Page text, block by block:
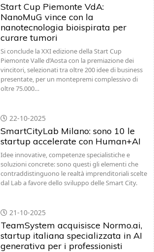
Start Cup Piemonte VdA:
NanoMuG vince con la
nanotecnologia bioispirata per
curare tumori
Si conclude la XXI edizione della Start Cup
Piemonte Valle d’Aosta con la premiazione dei
vincitori, selezionati tra oltre 200 idee di business
presentate, per un montepremi complessivo di
oltre 75.000…
22-10-2025
SmartCityLab Milano: sono 10 le
startup accelerate con Human+AI
Idee innovative, competenze specialistiche e
soluzioni concrete: sono questi gli elementi che
contraddistinguono le realtà imprenditoriali scelte
dal Lab a favore dello sviluppo delle Smart City.
21-10-2025
TeamSystem acquisisce Normo.ai,
startup italiana specializzata in AI
generativa per i professionisti